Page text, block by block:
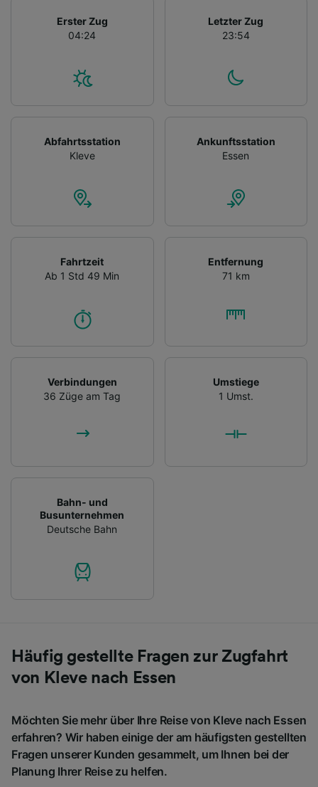
Erster Zug
04:24
Letzter Zug
23:54
Abfahrtsstation
Kleve
Ankunftsstation
Essen
Fahrtzeit
Ab 1 Std 49 Min
Entfernung
71 km
Verbindungen
36 Züge am Tag
Umstiege
1 Umst.
Bahn- und
Busunternehmen
Deutsche Bahn
Häufig gestellte Fragen zur Zugfahrt
von Kleve nach Essen
Möchten Sie mehr über Ihre Reise von Kleve nach Essen
erfahren? Wir haben einige der am häufigsten gestellten
Fragen unserer Kunden gesammelt, um Ihnen bei der
Planung Ihrer Reise zu helfen.